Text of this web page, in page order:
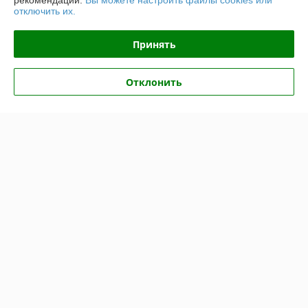
Политика обработки cookies
отключить их.
Принять
Отклонить